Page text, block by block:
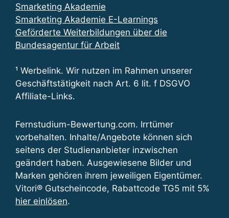
Smarketing Akademie
Smarketing Akademie E-Learnings
Geförderte Weiterbildungen über die
Bundesagentur für Arbeit
¹ Werbelink. Wir nutzen im Rahmen unserer
Geschäftstätigkeit nach Art. 6 lit. f DSGVO
Affiliate-Links.
Fernstudium-Bewertung.com. Irrtümer
vorbehalten. Inhalte/Angebote können sich
seitens der Studienanbieter inzwischen
geändert haben. Ausgewiesene Bilder und
Marken gehören ihrem jeweiligen Eigentümer.
Vitori® Gutscheincode, Rabattcode TG5 mit 5%
hier einlösen.